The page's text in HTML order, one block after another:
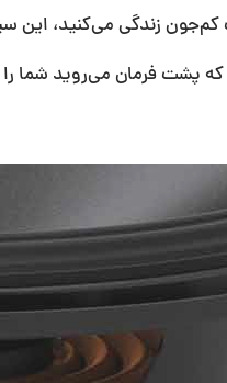
سیستم 6.5 اینچی محدوده جدیدی را برای شما تعریف